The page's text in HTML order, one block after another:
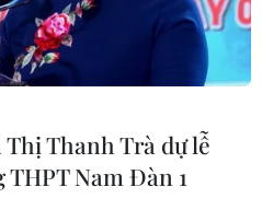
Thanh Trà dự lễ
Nam Đàn 1